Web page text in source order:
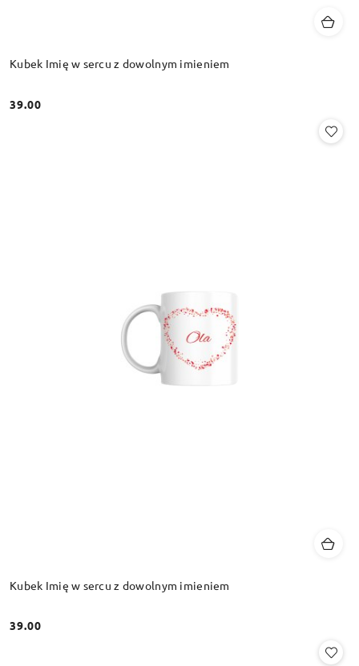
Kubek Imię w sercu z dowolnym imieniem
Cena:
39.00
Kubek Imię w sercu z dowolnym imieniem
Cena:
39.00